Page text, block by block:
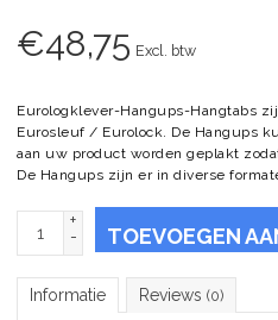
€48,75 Excl. btw
Eurologklever-Hangups-Hangtabs
Eurosleuf / Eurolock. De Hangups
aan uw product worden geplakt
De Hangups zijn er in diverse
+
-
TOEVOEGEN
Informatie Reviews (0)